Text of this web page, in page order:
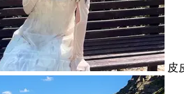
皮